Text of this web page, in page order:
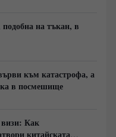
на тъкан, в
към катастрофа, а
в посмешище
Как
китайската